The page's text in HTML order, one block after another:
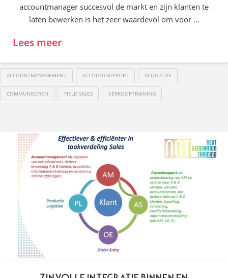
accountmanager succesvol de markt en zijn klanten te
laten bewerken is het zeer waardevol om voor …
Lees meer
ACCOUNTMANAGEMENT ACCOUNTSUPPORT ACQUISITIE
COMMUNICEREN FIELD SALES VERKOOPTRAINING